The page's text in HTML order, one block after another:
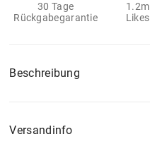
30 Tage
Rückgabegarantie
1.2m
Likes
Beschreibung
Versandinfo